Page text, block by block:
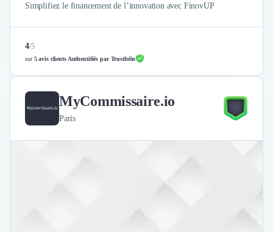
Simplifiez le financement de l’innovation avec FinovUP
4/5
sur5 avis clients Authentifiés par Trustfolio
MyCommissaire.io
Paris